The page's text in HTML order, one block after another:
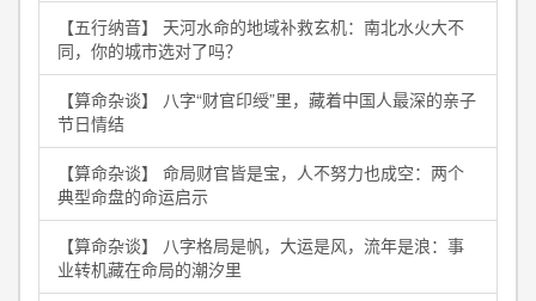
【五行纳音】 天河水命的地域补救玄机：南北水火大不
同，你的城市选对了吗？
【算命杂谈】 八字“财官印绶”里，藏着中国人最深的亲子
节日情结
【算命杂谈】 命局财官皆是宝，人不努力也成空：两个
典型命盘的命运启示
【算命杂谈】 八字格局是帆，大运是风，流年是浪：事
业转机藏在命局的潮汐里